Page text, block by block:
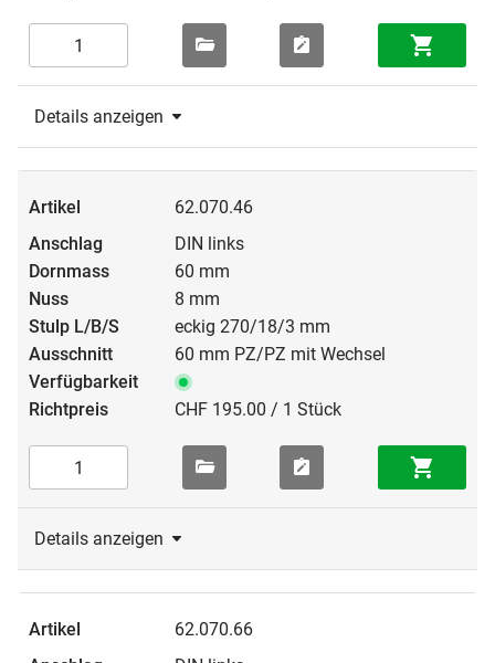
Details anzeigen
62.070.46
DIN links
60 mm
8 mm
eckig 270/18/3 mm
60 mm PZ/PZ mit Wechsel
CHF 195.00 / 1 Stück
Details anzeigen
62.070.66